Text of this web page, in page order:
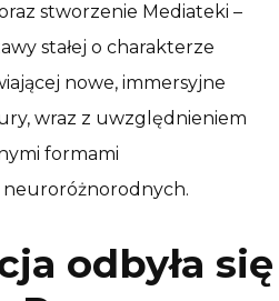
stworzenie Mediateki –
stałej o charakterze
nowe, immersyjne
wraz z uwzględnieniem
formami
neuroróżnorodnych.
odbyła się